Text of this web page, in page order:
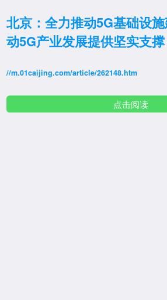
北京：全力推动5G基础设
动5G产业发展提供坚实支撑
//m.01caijing.com/article/262148.htm
点击阅读